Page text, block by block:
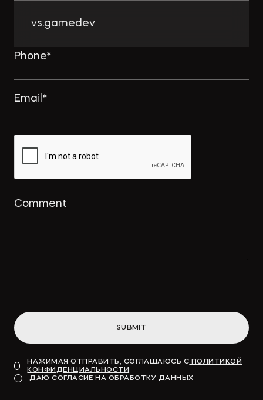
vs.gamedev
SUBMIT
НАЖИМАЯ ОТПРАВИТЬ, СОГЛАШАЮСЬ С ПОЛИТИКОЙ
КОНФИДЕНЦИАЛЬНОСТИ
ДАЮ СОГЛАСИЕ НА ОБРАБОТКУ ДАННЫХ